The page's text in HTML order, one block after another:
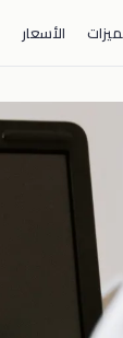
الأسعار